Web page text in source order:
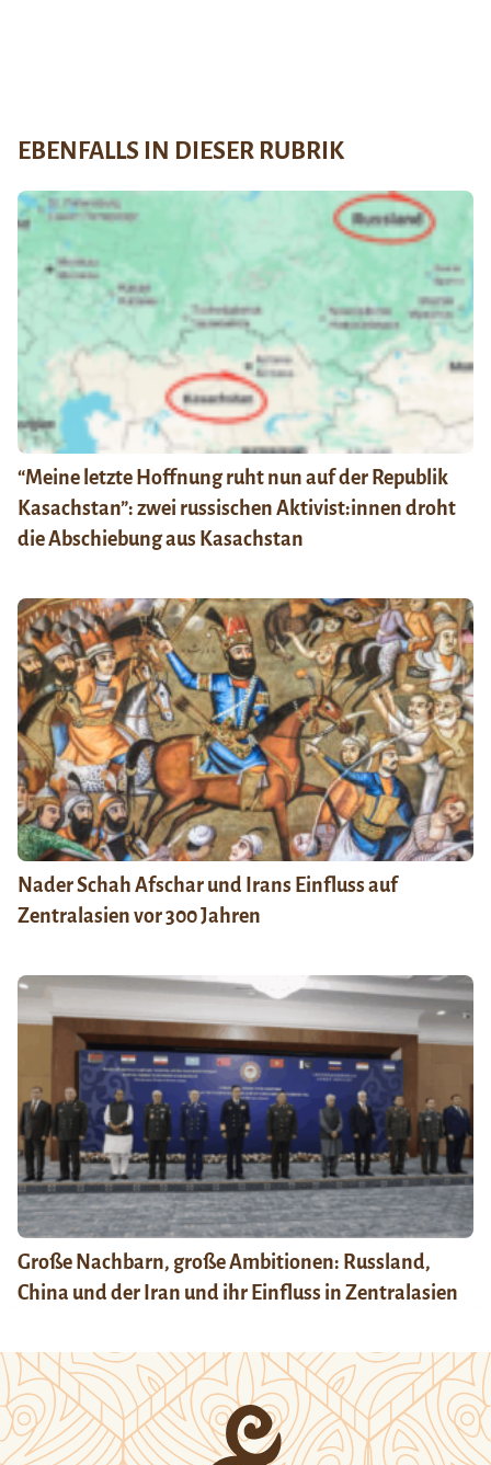
EBENFALLS IN DIESER RUBRIK
“Meine letzte Hoffnung ruht nun auf der Republik
Kasachstan”: zwei russischen Aktivist:innen droht
die Abschiebung aus Kasachstan
Nader Schah Afschar und Irans Einfluss auf
Zentralasien vor 300 Jahren
Große Nachbarn, große Ambitionen: Russland,
China und der Iran und ihr Einfluss in Zentralasien